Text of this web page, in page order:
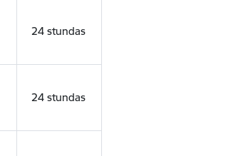
24 stundas
24 stundas